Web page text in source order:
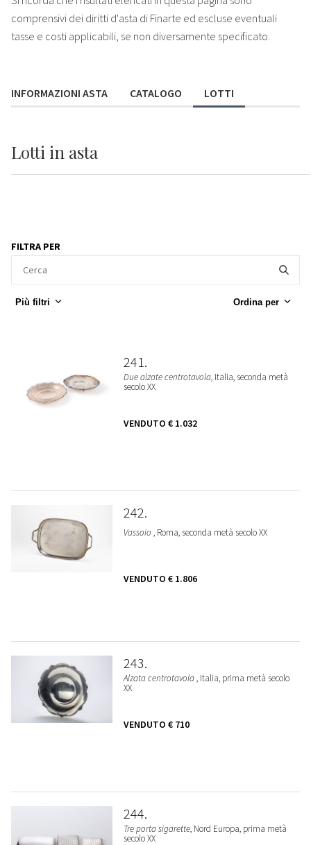
comprensivi dei diritti d'asta di Finarte ed escluse eventuali
tasse e costi applicabili, se non diversamente specificato.
INFORMAZIONI ASTA CATALOGO LOTTI
Lotti in asta
FILTRA PER
Più filtri Ordina per
241
Due alzate centrotavola, Italia, seconda metà
secolo XX
VENDUTO € 1.032
242
Vassoio , Roma, seconda metà secolo XX
VENDUTO € 1.806
243
Alzata centrotavola, Italia, prima metà secolo
XX
VENDUTO € 710
244
Tre porta sigarette, Nord Europa, prima metà
secolo XX